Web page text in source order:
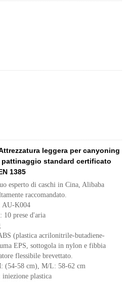
leggera per canyoning
pattinaggio standard certificato
1385
esperto di caschi in Cina, Alibaba
raccomandato.
AU-K004
10 prese d'aria
(plastica acrilonitrile-butadiene-
EPS, sottogola in nylon e fibbia
flessibile brevettato.
(54-58 cm), M/L: 58-62 cm
iniezione plastica